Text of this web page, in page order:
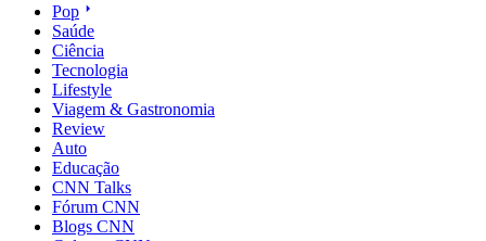
Pop
Saúde
Ciência
Tecnologia
Lifestyle
Viagem & Gastronomia
Review
Auto
Educação
CNN Talks
Fórum CNN
Blogs CNN